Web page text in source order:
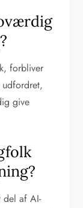
forbliver
udfordret,
give
del af AI-